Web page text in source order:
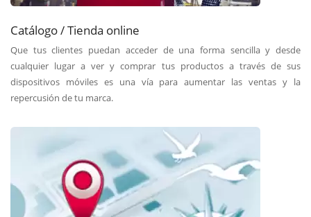
Catálogo / Tienda online
Que tus clientes puedan acceder de una forma sencilla y desde
cualquier lugar a ver y comprar tus productos a través de sus
dispositivos móviles es una vía para aumentar las ventas y la
repercusión de tu marca.